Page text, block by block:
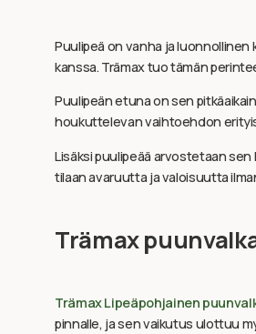
Puulipeä on vanha ja
kanssa. Trämax tuo tämän
Puulipeän etuna on sen
houkuttelevan vaihtoehdon
Lisäksi puulipeää arvostetaan
tilaan avaruutta ja valoisuutta
Trämax
Trämax Lipeäpohjainen
pinnalle, ja sen vaikutus ulottuu